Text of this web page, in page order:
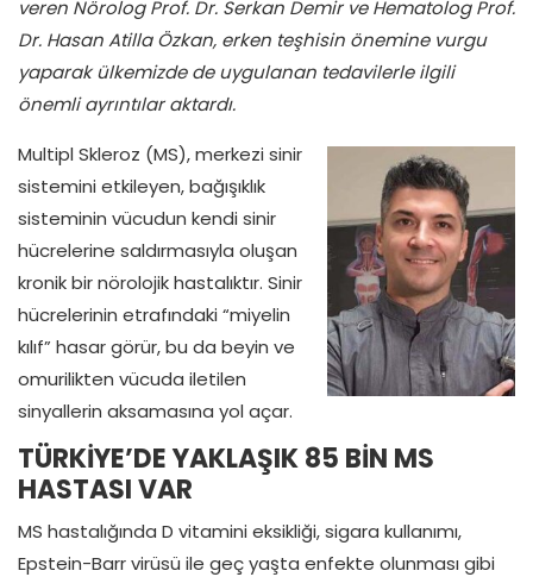
veren Nörolog Prof. Dr. Serkan Demir ve Hematolog Prof.
Dr. Hasan Atilla Özkan, erken teşhisin önemine vurgu
yaparak ülkemizde de uygulanan tedavilerle ilgili
önemli ayrıntılar aktardı.
Multipl Skleroz (MS), merkezi sinir
sistemini etkileyen, bağışıklık
sisteminin vücudun kendi sinir
hücrelerine saldırmasıyla oluşan
kronik bir nörolojik hastalıktır. Sinir
hücrelerinin etrafındaki “miyelin
kılıf” hasar görür, bu da beyin ve
omurilikten vücuda iletilen
sinyallerin aksamasına yol açar.
TÜRKİYE’DE YAKLAŞIK 85 BİN MS
HASTASI VAR
MS hastalığında D vitamini eksikliği, sigara kullanımı,
Epstein-Barr virüsü ile geç yaşta enfekte olunması gibi